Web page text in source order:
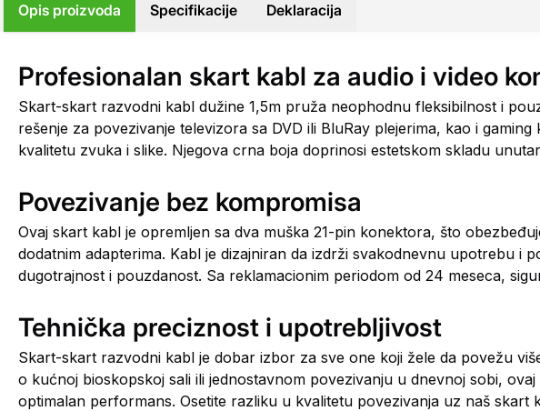
Opis proizvoda Specifikacije Deklaracija
Profesionalan skart kabl za audio i video
Skart-skart razvodni kabl dužine 1,5m pruža neophodnu fleksibilnost i
rešenje za povezivanje televizora sa DVD ili BluRay plejerima, kao i
kvalitetu zvuka i slike. Njegova crna boja doprinosi estetskom skladu
Povezivanje bez kompromisa
Ovaj skart kabl je opremljen sa dva muška 21-pin konektora, što
dodatnim adapterima. Kabl je dizajniran da izdrži svakodnevnu upotrebu i
dugotrajnost i pouzdanost. Sa reklamacionim periodom od 24 meseca,
Tehnička preciznost i upotrebljivost
Skart-skart razvodni kabl je dobar izbor za sve one koji žele da povežu
o kućnoj bioskopskoj sali ili jednostavnom povezivanju u dnevnoj sobi,
optimalan performans. Osetite razliku u kvalitetu povezivanja uz naš skart